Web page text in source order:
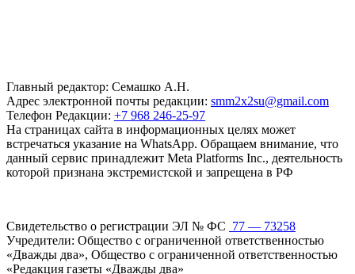
Главный редактор: Семашко А.Н.
Адрес электронной почты редакции: smm2x2su@gmail.com
Телефон Редакции: +7 968 246-25-97
На страницах сайта в информационных целях может
встречаться указание на WhatsApp. Обращаем внимание, что
данный сервис принадлежит Meta Platforms Inc., деятельность
которой признана экстремистской и запрещена в РФ
Свидетельство о регистрации ЭЛ № ФС 77 — 73258
Учредители: Общество с ограниченной ответственностью
«Дважды два», Общество с ограниченной ответственностью
«Редакция газеты «Дважды два»